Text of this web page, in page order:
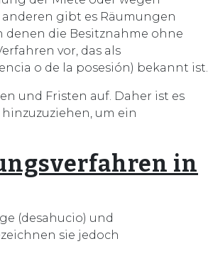
gibt es Räumungen
denen die Besitznahme ohne
vor, das als
o de la posesión) bekannt ist.
und Fristen auf. Daher ist es
um ein
in
(desahucio) und
sie jedoch